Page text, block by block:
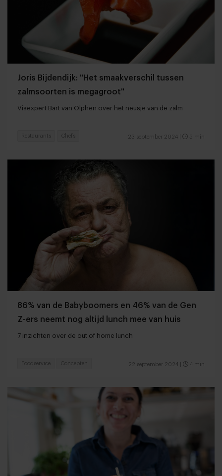
Joris Bijdendijk: "Het smaakverschil tussen
zalmsoorten is megagroot"
Visexpert Bart van Olphen over het neusje van de zalm
23 september 2024 5 min
Restaurants Chefs
86% van de Babyboomers en 46% van de Gen
Z-ers neemt nog altijd lunch mee van huis
7 inzichten over de out of home lunch
22 september 2024 4 min
Foodservice Concepten